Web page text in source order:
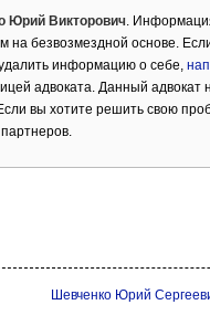
Юрий Викторович.
на безвозмездной основе.
информацию о себе,
адвоката. Данный адвокат
вы хотите решить свою
Шевченко Юрий